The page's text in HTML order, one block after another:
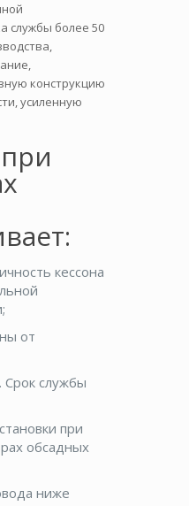
службы более 50
конструкцию
усиленную
кессона
от
Срок службы
при
обсадных
ниже